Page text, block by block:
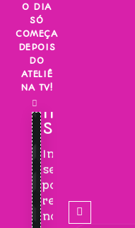
Skip
content
O DIA
SÓ
COMEÇA
DEPOIS
DO
ATELIÊ
NA TV!
INSCREVA-
SE!
Inscreva-
se
para
receber
novidades!